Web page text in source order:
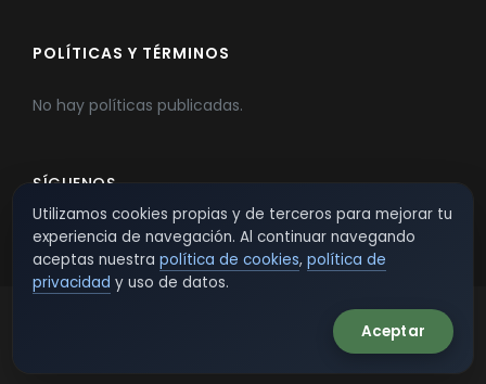
POLÍTICAS Y TÉRMINOS
No hay políticas publicadas.
SÍGUENOS
© 2026 TSW - TecnoServiWeb. All Rights Reserved.
Utilizamos cookies propias y de terceros para mejorar tu
experiencia de navegación. Al continuar navegando
aceptas nuestra política de cookies, política de
privacidad y uso de datos.
Aceptar